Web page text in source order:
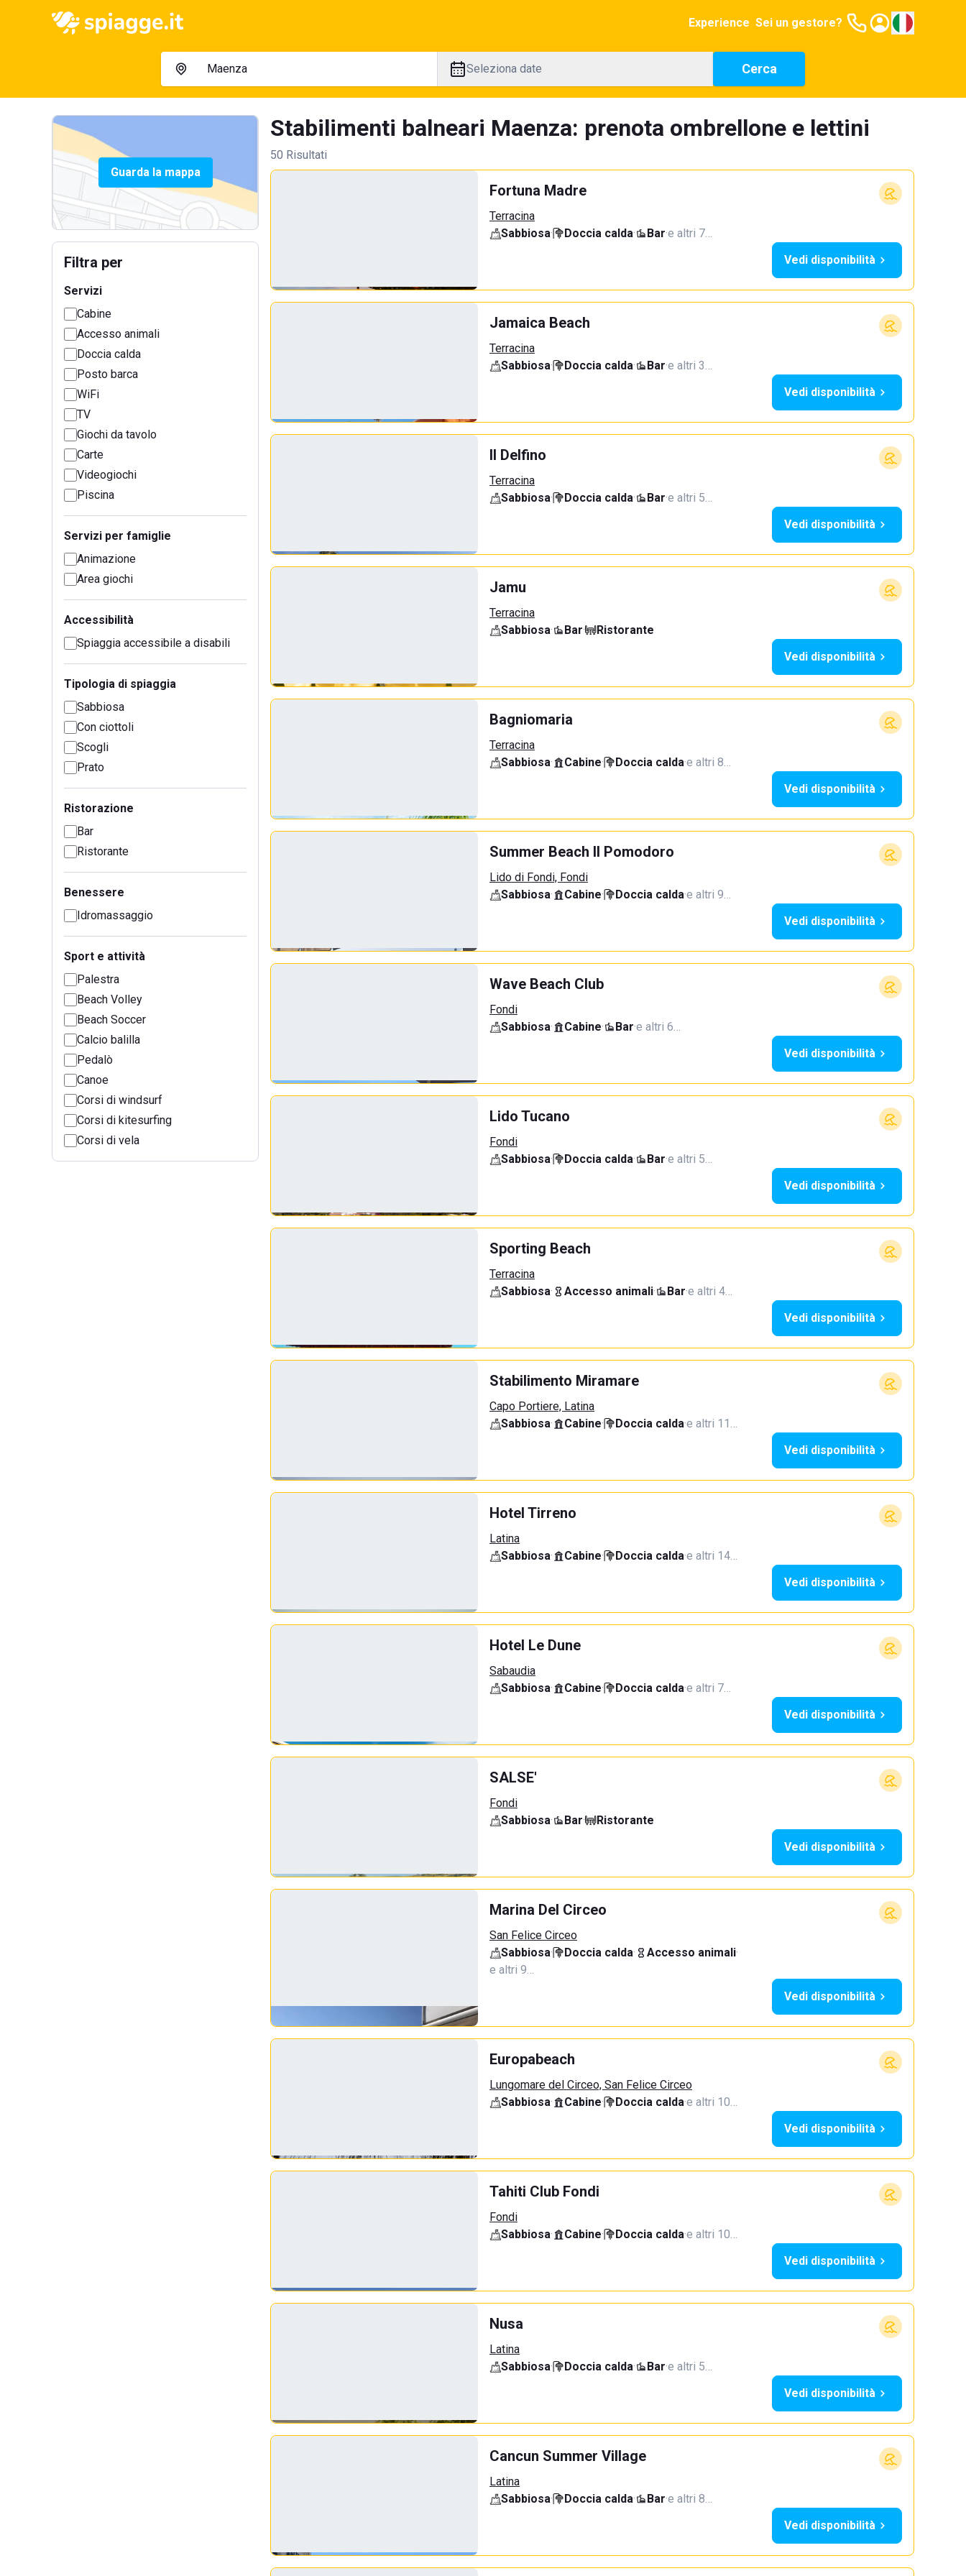
Experience Sei un gestore?
Seleziona date Cerca
Guarda la mappa
Filtra per
Servizi
Cabine
Accesso animali
Doccia calda
Posto barca
WiFi
TV
Giochi da tavolo
Carte
Videogiochi
Piscina
Servizi per famiglie
Animazione
Area giochi
Accessibilità
Spiaggia accessibile a disabili
Tipologia di spiaggia
Sabbiosa
Con ciottoli
Scogli
Prato
Ristorazione
Bar
Ristorante
Benessere
Idromassaggio
Sport e attività
Palestra
Beach Volley
Beach Soccer
Calcio balilla
Pedalò
Canoe
Corsi di windsurf
Corsi di kitesurfing
Corsi di vela
Stabilimenti balneari Maenza: prenota ombrellone e lettini
50 Risultati
Fortuna Madre
Terracina
Sabbiosa· Doccia calda· Bar·e altri 7…
Vedi disponibilità
Jamaica Beach
Terracina
Sabbiosa· Doccia calda· Bar·e altri 3…
Vedi disponibilità
Il Delfino
Terracina
Sabbiosa· Doccia calda· Bar·e altri 5…
Vedi disponibilità
Jamu
Terracina
Sabbiosa· Bar·
Ristorante
Vedi disponibilità
Bagniomaria
Terracina
Sabbiosa· Cabine· Doccia calda·e altri 8…
Vedi disponibilità
Summer Beach Il Pomodoro
Lido di Fondi, Fondi
Sabbiosa· Cabine· Doccia calda·e altri 9…
Vedi disponibilità
Wave Beach Club
Fondi
Sabbiosa· Cabine· Bar·e altri 6…
Vedi disponibilità
Lido Tucano
Fondi
Sabbiosa· Doccia calda· Bar·e altri 5…
Vedi disponibilità
Sporting Beach
Terracina
Sabbiosa· Accesso animali· Bar·e altri 4…
Vedi disponibilità
Stabilimento Miramare
Capo Portiere, Latina
Sabbiosa· Cabine· Doccia calda·e altri 11…
Vedi disponibilità
Hotel Tirreno
Latina
Sabbiosa· Cabine· Doccia calda·e altri 14…
Vedi disponibilità
Hotel Le Dune
Sabaudia
Sabbiosa· Cabine· Doccia calda·e altri 7…
Vedi disponibilità
SALSE'
Fondi
Sabbiosa· Bar·
Ristorante
Vedi disponibilità
Marina Del Circeo
San Felice Circeo
Sabbiosa· Doccia calda· Accesso animali·
e altri 9…
Vedi disponibilità
Europabeach
Lungomare del Circeo, San Felice Circeo
Sabbiosa· Cabine· Doccia calda·e altri 10…
Vedi disponibilità
Tahiti Club Fondi
Fondi
Sabbiosa· Cabine· Doccia calda·e altri 10…
Vedi disponibilità
Nusa
Latina
Sabbiosa· Doccia calda· Bar·e altri 5…
Vedi disponibilità
Cancun Summer Village
Latina
Sabbiosa· Doccia calda· Bar·e altri 8…
Vedi disponibilità